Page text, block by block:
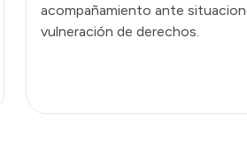
acompañamiento ante
vulneración de derechos.